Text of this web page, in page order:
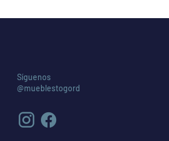
Síguenos
@mueblestogord